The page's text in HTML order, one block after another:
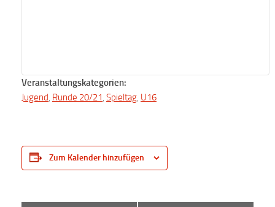
Veranstaltungskategorien:
Jugend Runde 20/21 Spieltag U16
Zum Kalender hinzufügen